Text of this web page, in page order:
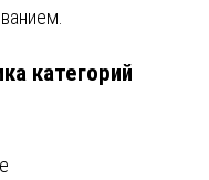
категорий